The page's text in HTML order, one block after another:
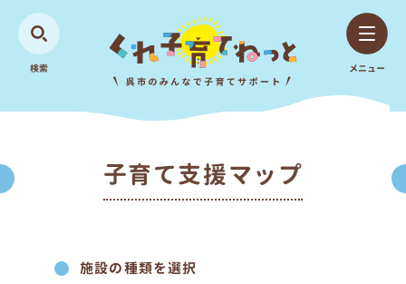
検索 メニュー
子育て支援マップ
施設の種類を選択